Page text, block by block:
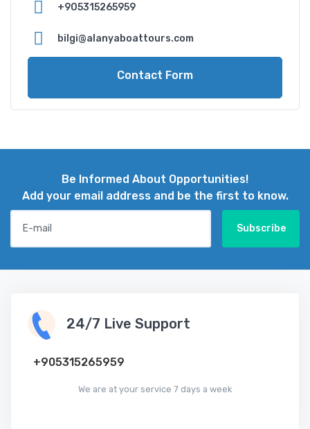
‪+905315265959
bilgi@alanyaboattours.com
Contact Form
Be Informed About Opportunities!
Add your email address and be the first to know.
Subscribe
24/7 Live Support
‪+905315265959
We are at your service 7 days a week